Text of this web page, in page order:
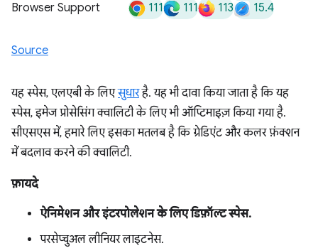
Browser Support 111 111 113 15.4
Source
यह स्पेस, एलएबी के लिएसुधारहै. यह भी दावा किया जाता है कि यह
स्पेस, इमेज प्रोसेसिंग क्वालिटी के लिए भी ऑप्टिमाइज़ किया गया है.
सीएसएस में, हमारे लिए इसका मतलब है कि ग्रेडिएंट और कलर फ़ंक्शन
में बदलाव करने की क्वालिटी.
फ़ायदे
ऐनिमेशन और इंटरपोलेशन के लिए डिफ़ॉल्ट स्पेस.
परसेप्चुअल लीनियर लाइटनेस.